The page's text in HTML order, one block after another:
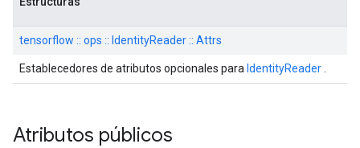
tensorflow :: ops :: IdentityReader :: Attrs
Establecedores de atributos opcionales para IdentityReader
Atributos públicos